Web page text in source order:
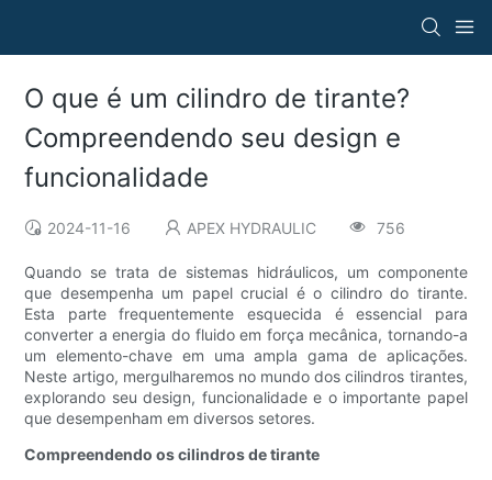
O que é um cilindro de tirante?
Compreendendo seu design e
funcionalidade
2024-11-16 APEX HYDRAULIC 756
Quando se trata de sistemas hidráulicos, um componente
que desempenha um papel crucial é o cilindro do tirante.
Esta parte frequentemente esquecida é essencial para
converter a energia do fluido em força mecânica, tornando-a
um elemento-chave em uma ampla gama de aplicações.
Neste artigo, mergulharemos no mundo dos cilindros tirantes,
explorando seu design, funcionalidade e o importante papel
que desempenham em diversos setores.
Compreendendo os cilindros de tirante